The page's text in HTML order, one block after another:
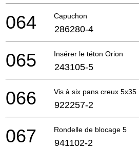
Capuchon
064 286280-4
Insérer le téton Orion
065 243105-5
Vis à six pans creux 5x35
066 922257-2
Rondelle de blocage 5
067 941102-2